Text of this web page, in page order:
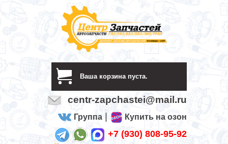
Ваша корзина пуста.
centr-zapchastei@mail.ru
Группа Купить на озон
+7 (930) 808-95-92